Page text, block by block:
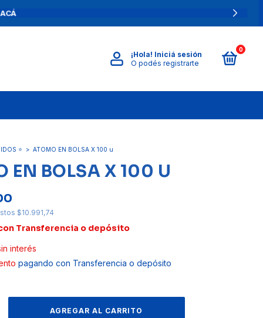
¡Hola! Iniciá sesión
O podés registrarte
0
⭐ > ATOMO EN BOLSA X 100 u
EN BOLSA X 100 U
$10.991,74
Transferencia o depósito
interés
pagando con Transferencia o depósito